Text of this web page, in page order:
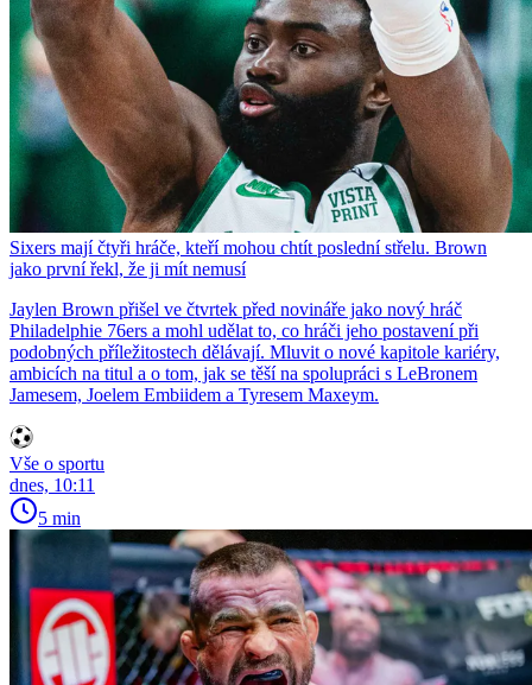
Sixers mají čtyři hráče, kteří mohou chtít poslední střelu. Brown
jako první řekl, že ji mít nemusí
Jaylen Brown přišel ve čtvrtek před novináře jako nový hráč
Philadelphie 76ers a mohl udělat to, co hráči jeho postavení při
podobných příležitostech dělávají. Mluvit o nové kapitole kariéry,
ambicích na titul a o tom, jak se těší na spolupráci s LeBronem
Jamesem, Joelem Embiidem a Tyresem Maxeym.
Vše o sportu
dnes, 10:11
5 min